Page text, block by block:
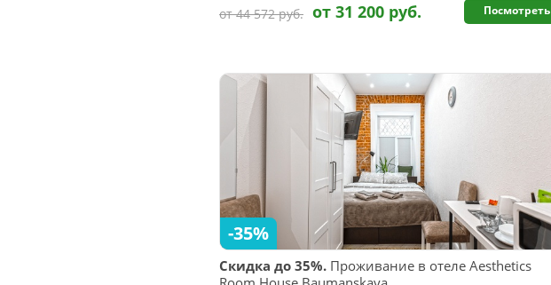
от 44 572 руб. от 31 200 руб. Посмотреть
Скидка до 35%. Проживание в отеле Aesthetics
-35%